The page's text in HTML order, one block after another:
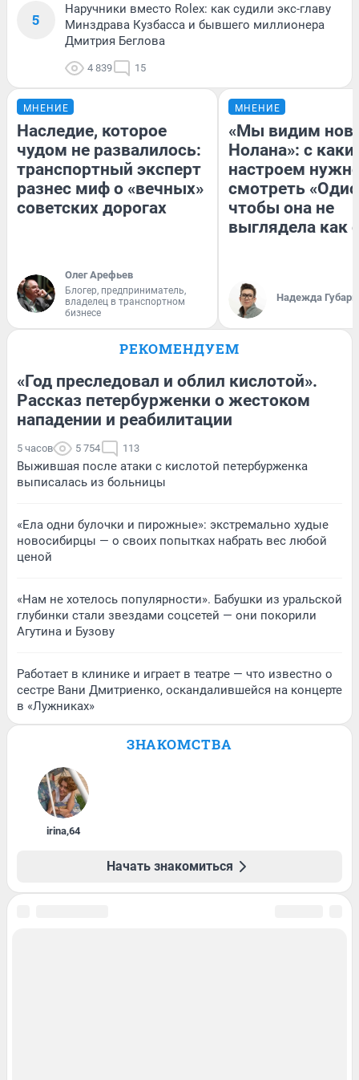
5
Наручники вместо Rolex: как судили экс-главу
Минздрава Кузбасса и бывшего миллионера
Дмитрия Беглова
4 839 15
МНЕНИЕ
Наследие, которое
чудом не развалилось:
транспортный эксперт
разнес миф о «вечных»
советских дорогах
Олег Арефьев
Блогер, предприниматель,
владелец в транспортном
бизнесе
МНЕНИЕ
«Мы видим
Нолана»: с
настроем
смотреть
чтобы она не
выглядела как
Надежда Губарь
РЕКОМЕНДУЕМ
«Год преследовал и облил кислотой».
Рассказ петербурженки о жестоком
нападении и реабилитации
5 часов 5 754 113
Выжившая после атаки с кислотой петербурженка
выписалась из больницы
«Ела одни булочки и пирожные»: экстремально худые
новосибирцы — о своих попытках набрать вес любой
ценой
«Нам не хотелось популярности». Бабушки из уральской
глубинки стали звездами соцсетей — они покорили
Агутина и Бузову
Работает в клинике и играет в театре — что известно о
сестре Вани Дмитриенко, оскандалившейся на концерте
в «Лужниках»
ЗНАКОМСТВА
irina,64
Начать знакомиться